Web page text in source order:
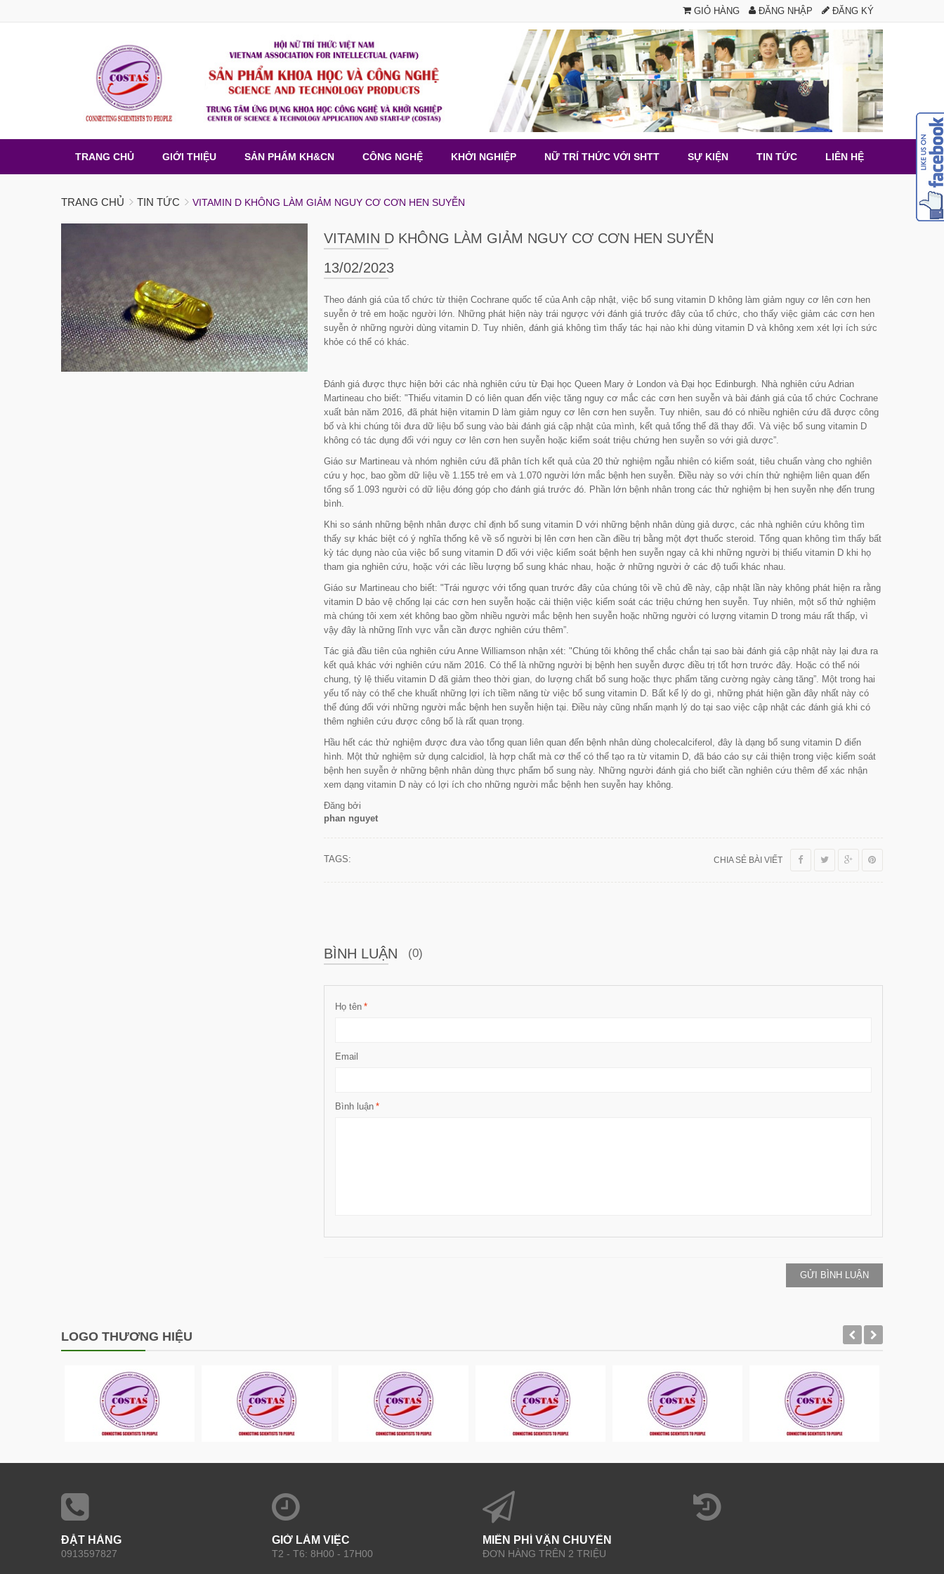
GIỎ HÀNG ĐĂNG NHẬP ĐĂNG KÝ
TRANG CHỦ GIỚI THIỆU SẢN PHẨM KH&CN CÔNG NGHỆ KHỞI NGHIỆP NỮ TRÍ THỨC VỚI SHTT SỰ KIỆN TIN TỨC LIÊN HỆ
TRANG CHỦ TIN TỨC VITAMIN D KHÔNG LÀM GIẢM NGUY CƠ CƠN HEN SUYỄN
VITAMIN D KHÔNG LÀM GIẢM NGUY CƠ CƠN HEN SUYỄN
13/02/2023
Theo đánh giá của tổ chức từ thiện Cochrane quốc tế của Anh cập nhật, việc bổ sung vitamin D không làm giảm nguy cơ lên cơn hen
suyễn ở trẻ em hoặc người lớn. Những phát hiện này trái ngược với đánh giá trước đây của tổ chức, cho thấy việc giảm các cơn hen
suyễn ở những người dùng vitamin D. Tuy nhiên, đánh giá không tìm thấy tác hại nào khi dùng vitamin D và không xem xét lợi ích sức
khỏe có thể có khác.
Đánh giá được thực hiện bởi các nhà nghiên cứu từ Đại học Queen Mary ở London và Đại học Edinburgh. Nhà nghiên cứu Adrian
Martineau cho biết: "Thiếu vitamin D có liên quan đến việc tăng nguy cơ mắc các cơn hen suyễn và bài đánh giá của tổ chức Cochrane
xuất bản năm 2016, đã phát hiện vitamin D làm giảm nguy cơ lên cơn hen suyễn. Tuy nhiên, sau đó có nhiều nghiên cứu đã được công
bố và khi chúng tôi đưa dữ liệu bổ sung vào bài đánh giá cập nhật của mình, kết quả tổng thể đã thay đổi. Và việc bổ sung vitamin D
không có tác dụng đối với nguy cơ lên cơn hen suyễn hoặc kiểm soát triệu chứng hen suyễn so với giả dược”.
Giáo sư Martineau và nhóm nghiên cứu đã phân tích kết quả của 20 thử nghiệm ngẫu nhiên có kiểm soát, tiêu chuẩn vàng cho nghiên
cứu y học, bao gồm dữ liệu về 1.155 trẻ em và 1.070 người lớn mắc bệnh hen suyễn. Điều này so với chín thử nghiệm liên quan đến
tổng số 1.093 người có dữ liệu đóng góp cho đánh giá trước đó. Phần lớn bệnh nhân trong các thử nghiệm bị hen suyễn nhẹ đến trung
bình.
Khi so sánh những bệnh nhân được chỉ định bổ sung vitamin D với những bệnh nhân dùng giả dược, các nhà nghiên cứu không tìm
thấy sự khác biệt có ý nghĩa thống kê về số người bị lên cơn hen cần điều trị bằng một đợt thuốc steroid. Tổng quan không tìm thấy bất
kỳ tác dụng nào của việc bổ sung vitamin D đối với việc kiểm soát bệnh hen suyễn ngay cả khi những người bị thiếu vitamin D khi họ
tham gia nghiên cứu, hoặc với các liều lượng bổ sung khác nhau, hoặc ở những người ở các độ tuổi khác nhau.
Giáo sư Martineau cho biết:"Trái ngược với tổng quan trước đây của chúng tôi về chủ đề này, cập nhật lần này không phát hiện ra rằng
vitamin D bảo vệ chống lại các cơn hen suyễn hoặc cải thiện việc kiểm soát các triệu chứng hen suyễn. Tuy nhiên, một số thử nghiệm
mà chúng tôi xem xét không bao gồm nhiều người mắc bệnh hen suyễn hoặc những người có lượng vitamin D trong máu rất thấp, vì
vậy đây là những lĩnh vực vẫn cần được nghiên cứu thêm”.
Tác giả đầu tiên của nghiên cứu Anne Williamson nhận xét:"Chúng tôi không thể chắc chắn tại sao bài đánh giá cập nhật này lại đưa ra
kết quả khác với nghiên cứu năm 2016. Có thể là những người bị bệnh hen suyễn được điều trị tốt hơn trước đây. Hoặc có thể nói
chung, tỷ lệ thiếu vitamin D đã giảm theo thời gian, do lượng chất bổ sung hoặc thực phẩm tăng cường ngày càng tăng”. Một trong hai
yếu tố này có thể che khuất những lợi ích tiềm năng từ việc bổ sung vitamin D. Bất kể lý do gì, những phát hiện gần đây nhất này có
thể đúng đối với những người mắc bệnh hen suyễn hiện tại. Điều này cũng nhấn mạnh lý do tại sao việc cập nhật các đánh giá khi có
thêm nghiên cứu được công bố là rất quan trọng.
Hầu hết các thử nghiệm được đưa vào tổng quan liên quan đến bệnh nhân dùng cholecalciferol, đây là dạng bổ sung vitamin D điển
hình. Một thử nghiệm sử dụng calcidiol, là hợp chất mà cơ thể có thể tạo ra từ vitamin D, đã báo cáo sự cải thiện trong việc kiểm soát
bệnh hen suyễn ở những bệnh nhân dùng thực phẩm bổ sung này. Những người đánh giá cho biết cần nghiên cứu thêm để xác nhận
xem dạng vitamin D này có lợi ích cho những người mắc bệnh hen suyễn hay không.
Đăng bởi
phan nguyet
TAGS: CHIA SẺ BÀI VIẾT
BÌNH LUẬN (0)
*
Họ tên
Email
*
Bình luận
GỬI BÌNH LUẬN
LOGO THƯƠNG HIỆU
ĐẶT HÀNG
0913597827
GIỜ LÀM VIỆC
T2 - T6: 8H00 - 17H00
MIỄN PHÍ VẬN CHUYỂN
ĐƠN HÀNG TRÊN 2 TRIỆU